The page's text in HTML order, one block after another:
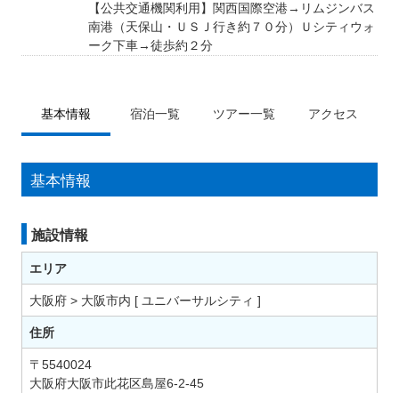
【公共交通機関利用】関西国際空港→リムジンバス
南港（天保山・ＵＳＪ行き約７０分）Ｕシティウォ
ーク下車→徒歩約２分
基本情報 宿泊一覧 ツアー一覧 アクセス
基本情報
施設情報
エリア
大阪府 > 大阪市内 [ ユニバーサルシティ ]
住所
〒5540024
大阪府大阪市此花区島屋6-2-45